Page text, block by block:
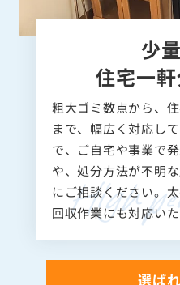
少
住宅一
粗大ゴミ数点から、
まで、幅広く対応し
で、ご自宅や事業で
や、処分方法が不明
にご相談ください。
回収作業にも対応いた
選ば